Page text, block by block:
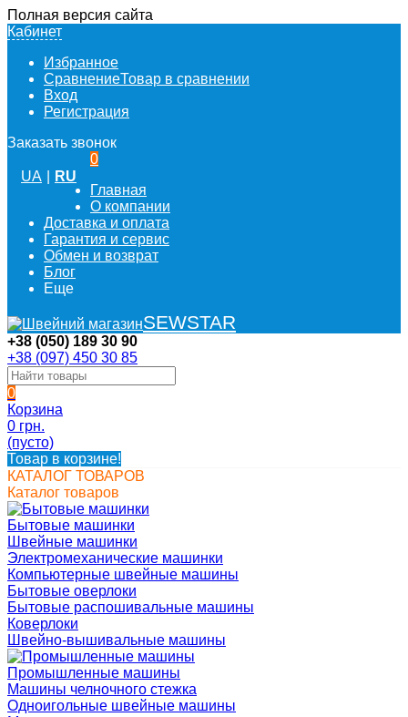
Полная версия сайта
Кабинет
Избранное
СравнениеТовар в сравнении
Вход
Регистрация
Заказать звонок
UA RU
0
Главная
О компании
Доставка и оплата
Гарантия и сервис
Обмен и возврат
Блог
Еще
SEWSTAR
+38 (050) 189 30 90
+38 (097) 450 30 85
0
Корзина
0 грн.
(пусто)
Товар в корзине!
КАТАЛОГ ТОВАРОВ
Каталог товаров
Бытовые машинки
Швейные машинки
Электромеханические машинки
Компьютерные швейные машины
Бытовые оверлоки
Бытовые распошивальные машины
Коверлоки
Швейно-вышивальные машины
Промышленные машины
Машины челночного стежка
Одноигольные швейные машины